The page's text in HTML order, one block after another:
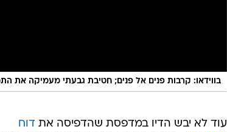
בווידאו: קרבות פנים אל פנים; חטיבת גבעתי מעמיקה את
עוד לא יבש הדיו במדפסת שהדפיסה את דוח